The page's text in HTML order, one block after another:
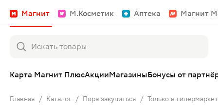
Магнит М.Косметик Аптека Магнит
Карта Магнит ПлюсАкцииМагазиныБонусы от
Главная / Каталог / Пора закупиться / Только в